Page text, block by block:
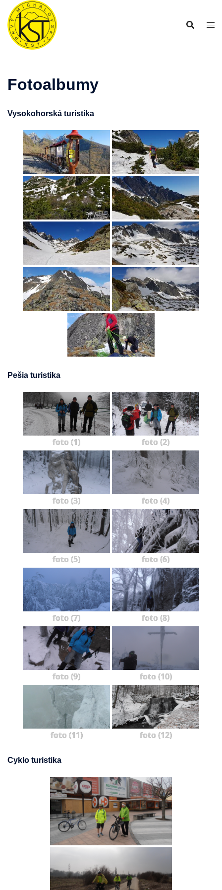
Preskočiť
obsah
Fotoalbumy
Vysokohorská turistika
Pešia turistika
foto (1) foto (2)
foto (3) foto (4)
foto (5) foto (6)
foto (7) foto (8)
foto (9) foto (10)
foto (11) foto (12)
Cyklo turistika